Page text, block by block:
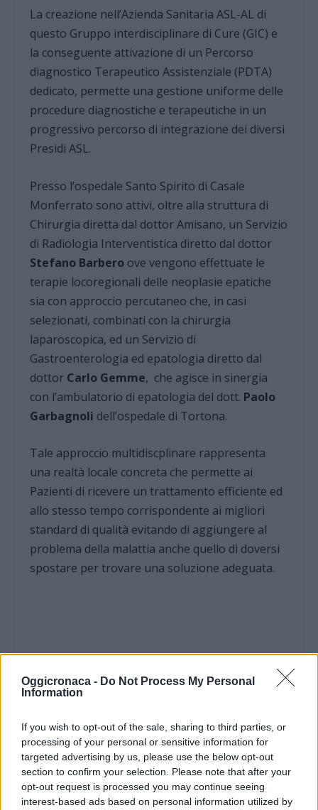
Oggicronaca - Do Not Process My Personal
Information
If you wish to opt-out of the sale, sharing to third parties, or
processing of your personal or sensitive information for
targeted advertising by us, please use the below opt-out
section to confirm your selection. Please note that after your
opt-out request is processed you may continue seeing
interest-based ads based on personal information utilized by
La creazione nell’Azienda Sanitaria ASL-AL di
questo Gruppo interdisciplinare di Cure (GIC) e
la conseguente attivazione di un Percorso
diagnostico Terapeutico Assistenziale (PDTA)
dedicato, permette una gestione uniforme delle
procedure diagnostiche e terapeutiche in un
progressivo percorso di integrazione dei diversi
Presidi ASL.
Presso l’ospedale Santo Spirito di Casale
Monferrato sono attivi, oltre alla struttura di
Chirurgia diretta dal dottor Amisano, un Servizio
di Radiologia Interventistica diretto dal dottor
Stefano Barbero ove vengono effettuate le
terapie locoregionali delle neoplasie epatiche
sia con approccio percutaneo che, in casi
selezionati, combinati con la chirurgia
laparoscopica, ed un Servizio di
Gastroenterologia ed epatologia diretto dal
dottor Carlo Gemme, che agisce in sinergia
con l’ambulatorio di epatologia del dott. Paolo
Garbagnoli dell’ospedale di Tortona.
Tale approccio multidiscplinare rappresenta
una realtà locale concreta che permette ai
Pazienti di ricevere un trattamento efficiente ed
allo stesso tempo corrispondente ai migliori
standard di qualità evitando di aggiungere al
problema della malattia anche quello di doversi
spostare per trovare una soluzione adeguata.